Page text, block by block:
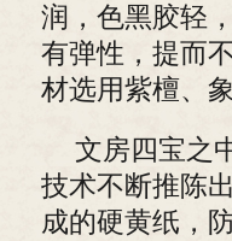
润，色黑胶轻
有弹性，提而
材选用紫檀、
文房四宝之
技术不断推陈
成的硬黄纸，